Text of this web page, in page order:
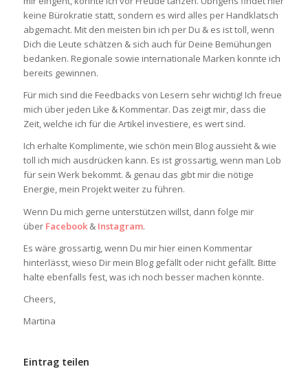
keine Bürokratie statt, sondern es wird alles per Handklatsch
abgemacht. Mit den meisten bin ich per Du & es ist toll, wenn
Dich die Leute schätzen & sich auch für Deine Bemühungen
bedanken. Regionale sowie internationale Marken konnte ich
bereits gewinnen.
Für mich sind die Feedbacks von Lesern sehr wichtig! Ich freue
mich über jeden Like & Kommentar. Das zeigt mir, dass die
Zeit, welche ich für die Artikel investiere, es wert sind.
Ich erhalte Komplimente, wie schön mein Blog aussieht & wie
toll ich mich ausdrücken kann. Es ist grossartig, wenn man Lob
für sein Werk bekommt. & genau das gibt mir die nötige
Energie, mein Projekt weiter zu führen.
Wenn Du mich gerne unterstützen willst, dann folge mir
über Facebook& Instagram.
Es wäre grossartig, wenn Du mir hier einen Kommentar
hinterlässt, wieso Dir mein Blog gefällt oder nicht gefällt. Bitte
halte ebenfalls fest, was ich noch besser machen könnte.
Cheers,
Martina
Eintrag teilen